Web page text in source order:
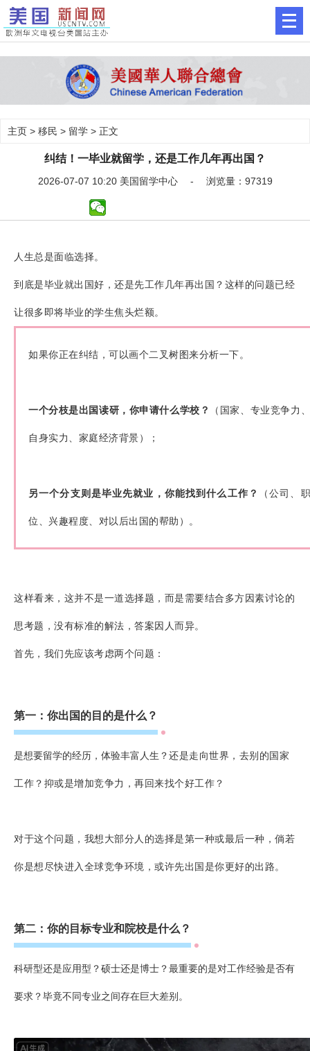
主页 > 移民 > 留学 > 正文
纠结！一毕业就留学，还是工作几年再出国？
2026-07-07 10:20 美国留学中心 - 浏览量：97319
人生总是面临选择。
到底是毕业就出国好，还是先工作几年再出国？这样的问题已经
让很多即将毕业的学生焦头烂额。
如果你正在纠结，可以画个二叉树图来分析一下。
一个分枝是出国读研，你申请什么学校？ （国家、专业竞争力
自身实力、家庭经济背景）；
另一个分支则是毕业先就业，你能找到什么工作？ （公司、
位、兴趣程度、对以后出国的帮助）。
这样看来，这并不是一道选择题，而是需要结合多方因素讨论的
思考题，没有标准的解法，答案因人而异。
首先，我们先应该考虑两个问题：
第一：你出国的目的是什么？
是想要留学的经历，体验丰富人生？还是走向世界，去别的国家
工作？ 抑或是增加竞争力，再回来找个好工作？
对于这个问题，我想大部分人的选择是第一种或最后一种，倘若
你是想尽快进入全球竞争环境，或许先出国是你更好的出路。
第二：你的目标专业和院校是什么？
科研型还是应用型？硕士还是博士？最重要的是对工作经验是否有
要求？毕竟不同专业之间存在巨大差别。